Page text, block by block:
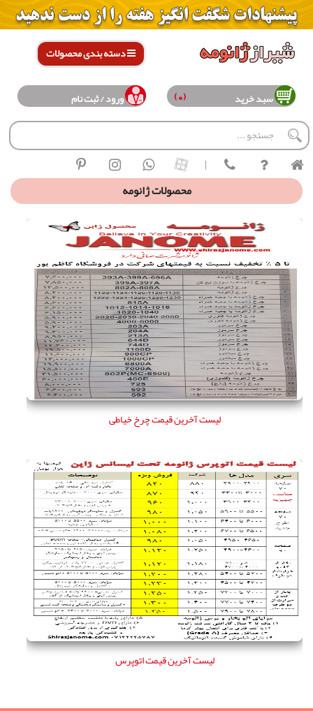
دسته بندی محصولات
سبد خرید (0) ورود / ثبت نام
|
محصولات ژانومه
لیست آخرین قیمت چرخ خیاطی
لیست آخرین قیمت چرخ خیاطی
لیست آخرین قیمت اتوپرس
لیست آخرین قیمت اتوپرس